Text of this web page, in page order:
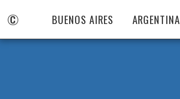
© BUENOS AIRES ARGENTINA